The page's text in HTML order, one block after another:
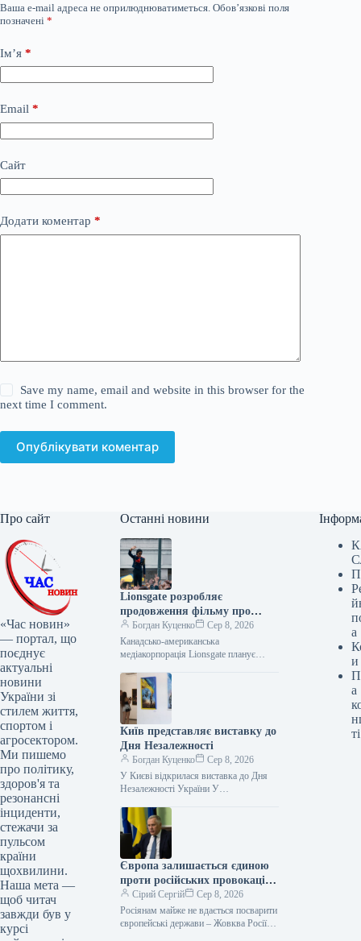
Ваша e-mail адреса не оприлюднюватиметься. Обов’язкові поля
позначені *
Ім’я *
Email *
Сайт
Додати коментар *
Save my name, email and website in this browser for the
next time I comment.
Опублікувати коментар
Про сайт
«Час новин»
— портал, що
поєднує
актуальні
новини
України зі
стилем життя,
спортом і
агросектором.
Ми пишемо
про політику,
здоров'я та
резонансні
інциденти,
стежачи за
пульсом
країни
щохвилини.
Наша мета —
щоб читач
завжди був у
курсі
Останні новини
Lionsgate розробляє
продовження фільму про
Майкла Джексона
Богдан Куценко
Сер 8, 2026
Канадсько-американська
медіакорпорація Lionsgate планує
драмою «Майкл», присвяченою
життю та творчості Майкла Джексона.
Як повідомляє Variety, компанія…
Київ представляє виставку до
Дня Незалежності
Богдан Куценко
Сер 8, 2026
У Києві відкрилася виставка до Дня
Незалежності України У
Києві відкрилася всеукраїнська
виставка образотворчого мистецтва,
присвячена…
Європа залишається єдиною
проти російських провокацій,
запевняє Жовква
Сірий Сергій
Сер 8, 2026
Росіянам майже не вдається посварити
європейські держави – Жовква Росії
а
и
а
ті